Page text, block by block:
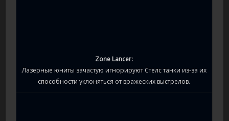
Zone Lancer:
Лазерные юниты зачастую игнорируют Стелс танки из-за их
способности уклоняться от вражеских выстрелов.